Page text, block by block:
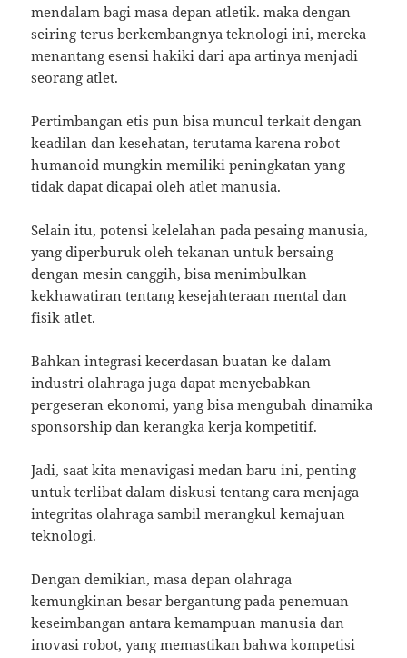
mendalam bagi masa depan atletik. maka dengan
seiring terus berkembangnya teknologi ini, mereka
menantang esensi hakiki dari apa artinya menjadi
seorang atlet.
Pertimbangan etis pun bisa muncul terkait dengan
keadilan dan kesehatan, terutama karena robot
humanoid mungkin memiliki peningkatan yang
tidak dapat dicapai oleh atlet manusia.
Selain itu, potensi kelelahan pada pesaing manusia,
yang diperburuk oleh tekanan untuk bersaing
dengan mesin canggih, bisa menimbulkan
kekhawatiran tentang kesejahteraan mental dan
fisik atlet.
Bahkan integrasi kecerdasan buatan ke dalam
industri olahraga juga dapat menyebabkan
pergeseran ekonomi, yang bisa mengubah dinamika
sponsorship dan kerangka kerja kompetitif.
Jadi, saat kita menavigasi medan baru ini, penting
untuk terlibat dalam diskusi tentang cara menjaga
integritas olahraga sambil merangkul kemajuan
teknologi.
Dengan demikian, masa depan olahraga
kemungkinan besar bergantung pada penemuan
keseimbangan antara kemampuan manusia dan
inovasi robot, yang memastikan bahwa kompetisi